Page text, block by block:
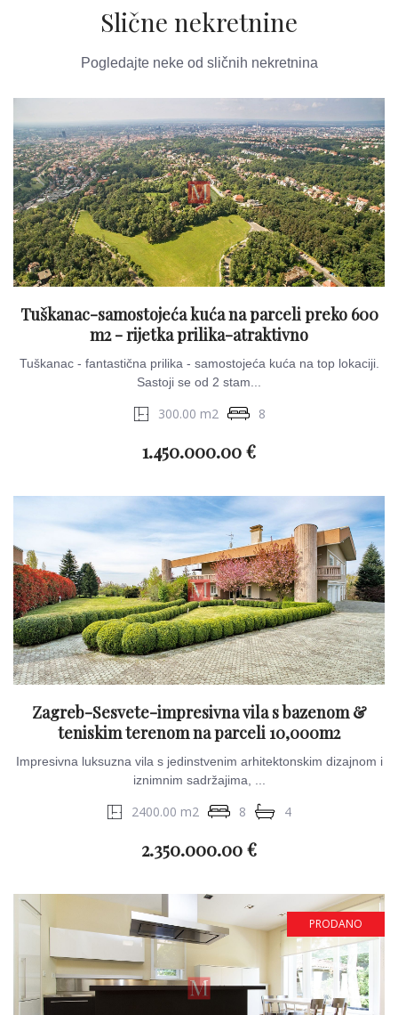
Slične nekretnine
Pogledajte neke od sličnih nekretnina
Tuškanac-samostojeća kuća na parceli preko 600
m2 - rijetka prilika-atraktivno
Tuškanac - fantastična prilika - samostojeća kuća na top lokaciji.
Sastoji se od 2 stam...
300.00 m2 8
1.450.000.00 €
Zagreb-Sesvete-impresivna vila s bazenom &
teniskim terenom na parceli 10,000m2
Impresivna luksuzna vila s jedinstvenim arhitektonskim dizajnom i
iznimnim sadržajima, ...
2400.00 m2 8 4
2.350.000.00 €
PRODANO